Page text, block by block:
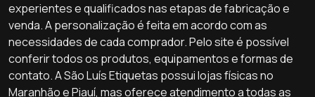
experientes e qualificados nas etapas de fabricação e
venda. A personalização é feita em acordo com as
necessidades de cada comprador. Pelo site é possível
conferir todos os produtos, equipamentos e formas de
contato. A São Luís Etiquetas possui lojas físicas no
Maranhão e Piauí, mas oferece atendimento a todas as